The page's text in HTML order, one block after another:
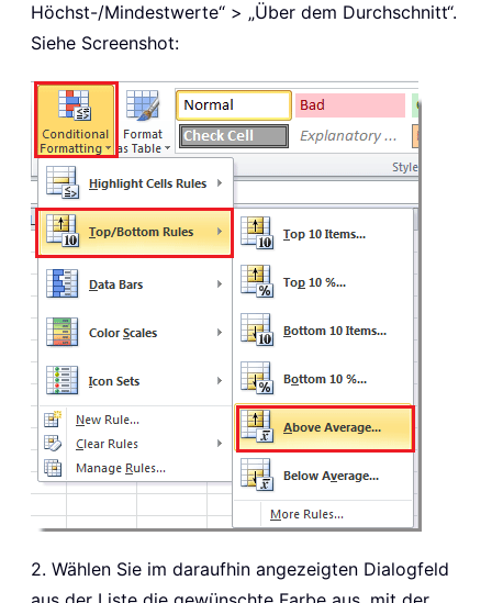
Höchst-/Mindestwerte“ > „Über dem Durchschnitt“.
Siehe Screenshot:
2. Wählen Sie im daraufhin angezeigten Dialogfeld